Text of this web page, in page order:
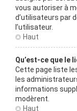
vous autoriser à
d’utilisateurs par
l’utilisateur.
Haut
Qu’est-ce que le
Cette page liste
les
informations
modèrent.
Haut